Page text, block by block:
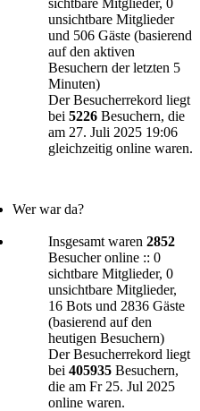
unsichtbare Mitglieder
und 506 Gäste (basierend
auf den aktiven
Besuchern der letzten 5
Minuten)
Der Besucherrekord liegt
bei 5226 Besuchern, die
am 27. Juli 2025 19:06
gleichzeitig online waren.
Wer war da?
Insgesamt waren 2852
Besucher online :: 0
sichtbare Mitglieder, 0
unsichtbare Mitglieder,
16 Bots und 2836 Gäste
(basierend auf den
heutigen Besuchern)
Der Besucherrekord liegt
bei 405935 Besuchern,
die am Fr 25. Jul 2025
online waren.